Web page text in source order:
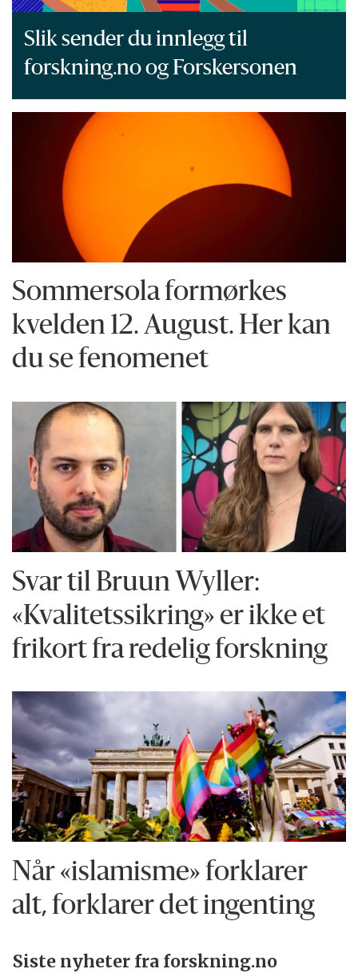
Slik sender du innlegg til
forskning.no og Forskersonen
Sommersola formørkes
kvelden 12. August. Her kan
du se fenomenet
Svar til Bruun Wyller:
«Kvalitetssikring» er ikke et
frikort fra redelig forskning
Når «islamisme» forklarer
alt, forklarer det ingenting
Siste nyheter fra forskning.no